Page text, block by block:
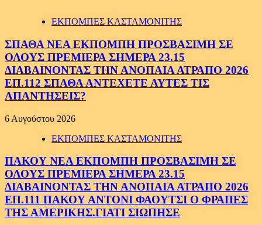
ΕΚΠΟΜΠΕΣ ΚΑΣΤΑΜΟΝΙΤΗΣ
ΣΠΑΘΑ ΝΕΑ ΕΚΠΟΜΠΗ ΠΡΟΣΒΑΣΙΜΗ ΣΕ
ΟΛΟΥΣ ΠΡΕΜΙΕΡΑ ΣΗΜΕΡΑ 23.15
ΔΙΑΒΑΙΝΟΝΤΑΣ ΤΗΝ ΑΝΟΠΑΙΑ ΑΤΡΑΠΟ 2026
ΕΠ.112 ΣΠΑΘΑ ΑΝΤΕΧΕΤΕ ΑΥΤΕΣ ΤΙΣ
ΑΠΑΝΤΗΣΕΙΣ?
6 Αυγούστου 2026
ΕΚΠΟΜΠΕΣ ΚΑΣΤΑΜΟΝΙΤΗΣ
ΠΑΚΟΥ ΝΕΑ ΕΚΠΟΜΠΗ ΠΡΟΣΒΑΣΙΜΗ ΣΕ
ΟΛΟΥΣ ΠΡΕΜΙΕΡΑ ΣΗΜΕΡΑ 23.15
ΔΙΑΒΑΙΝΟΝΤΑΣ ΤΗΝ ΑΝΟΠΑΙΑ ΑΤΡΑΠΟ 2026
ΕΠ.111 ΠΑΚΟΥ ΑΝΤΟΝΙ ΦΑΟΥΤΣΙ Ο ΦΡΑΠΕΣ
ΤΗΣ ΑΜΕΡΙΚΗΣ.ΓΙΑΤΙ ΣΙΩΠΗΣΕ